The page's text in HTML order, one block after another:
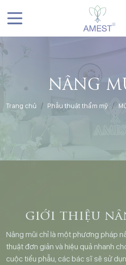
NÂNG
Trang chủ Phẫu thuật thẩm mỹ
giới thiệu
Nâng mũi chỉ là một phương pháp
thuật đơn giản và hiệu quả nhanh
cuộc tiểu phẫu, các bác sĩ sẽ sử